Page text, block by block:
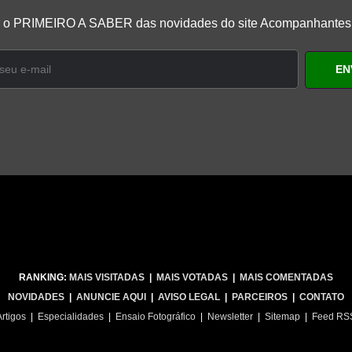
o PRIMEIRO A SABER das novidades do site
RANKING: MAIS VISITADAS MAIS VOTADAS
MAIS COMENTADAS
NOVIDADES
ANUNCIE AQUI AVISO LEGAL PARCEIROS
CONTATO
Especialidades Ensaio Fotográfico Newsletter Sitemap Feed